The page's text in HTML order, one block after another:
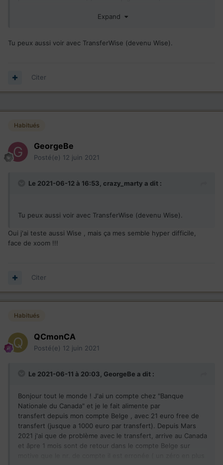
arrive, pour l'instant je suis en test avec PayPal , si ça
Expand
Tu peux aussi voir avec TransferWise (devenu Wise).
Citer
Habitués
GeorgeBe
Posté(e) 12 juin 2021
Le 2021-06-12 à 16:53, crazy_marty a dit :
Tu peux aussi voir avec TransferWise (devenu Wise).
Oui j'ai teste aussi Wise , mais ça mes semble hyper difficile,
face de xoom !!!
Citer
Habitués
QCmonCA
Posté(e) 12 juin 2021
Le 2021-06-11 à 20:03, GeorgeBe a dit :
Bonjour tout le monde ! J'ai un compte chez "Banque
Nationale du Canada" et je le fait alimente par
transfert depuis mon compte Belge , avec 21 euro free de
transfert (jusque a 1000 euro par transfert). Depuis Mars
2021 j'ai que de problème avec le transfert, arrive au Canada
et âpre 1 mois sont de retour dans le compte Belge sur